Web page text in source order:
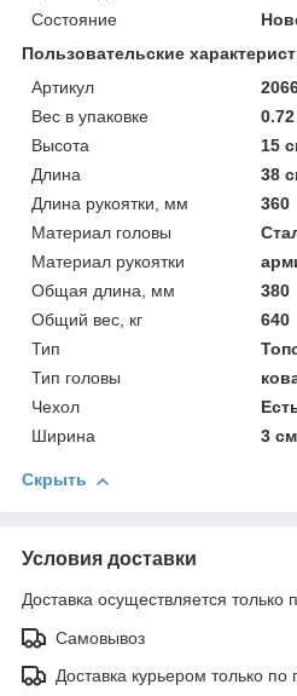
Состояние
Пользовательские
Артикул
Вес в упаковке
0.72
Высота
15
Длина
38
Длина рукоятки, мм
360
Материал головы
Материал рукоятки
Общая длина, мм
380
Общий вес, кг
640
Тип
Тип головы
Чехол
Ширина
3 см
Скрыть
Условия доставки
Доставка осуществляется только
Самовывоз
Доставка курьером только по